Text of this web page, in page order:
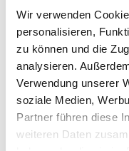
Wir verwenden
personalisieren,
zu können und die
analysieren.
Verwendung unserer
soziale Medien,
Partner führen diese
weiteren Daten
einer
– praktisch
inzwischen
Wochenbasis
sollte unter